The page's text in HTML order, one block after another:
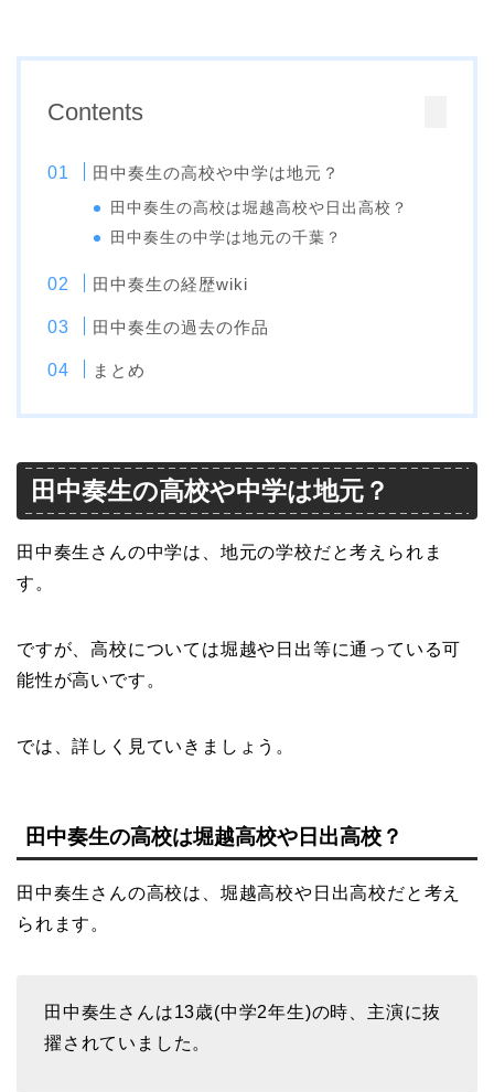
Contents
田中奏生の高校や中学は地元？
田中奏生の高校は堀越高校や日出高校？
田中奏生の中学は地元の千葉？
田中奏生の経歴wiki
田中奏生の過去の作品
まとめ
田中奏生の高校や中学は地元？
田中奏生さんの中学は、地元の学校だと考えられま
す。
ですが、高校については堀越や日出等に通っている可
能性が高いです。
では、詳しく見ていきましょう。
田中奏生の高校は堀越高校や日出高校？
田中奏生さんの高校は、堀越高校や日出高校だと考え
られます。
田中奏生さんは13歳(中学2年生)の時、主演に抜
擢されていました。